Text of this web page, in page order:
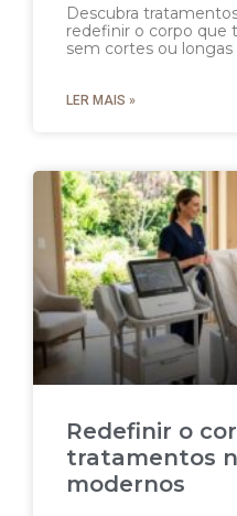
Descubra
redefinir o corpo que
sem cortes ou longas
LER MAIS »
Redefinir o
tratamentos
modernos